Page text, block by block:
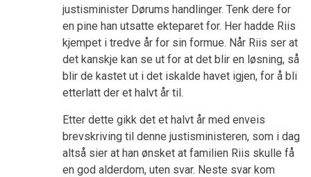
justisminister Dørums handlinger. Tenk dere for
en pine han utsatte ekteparet for. Her hadde Riis
kjempet i tredve år for sin formue. Når Riis ser at
det kanskje kan se ut for at det blir en løsning, så
blir de kastet ut i det iskalde havet igjen, for å bli
etterlatt der et halvt år til.
Etter dette gikk det et halvt år med enveis
brevskriving til denne justisministeren, som i dag
altså sier at han ønsket at familien Riis skulle få
en god alderdom, uten svar. Neste svar kom